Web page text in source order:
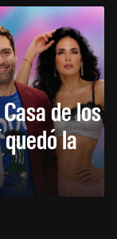
de los
la